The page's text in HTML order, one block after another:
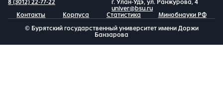
8 (3012) 22-77-22
г. Улан-Удэ, ул. Ранжурова, 4
univer@bsu.ru
Контакты
Корпуса Статистика Минобнауки РФ
© Бурятский государственный университет имени Доржи
Банзарова